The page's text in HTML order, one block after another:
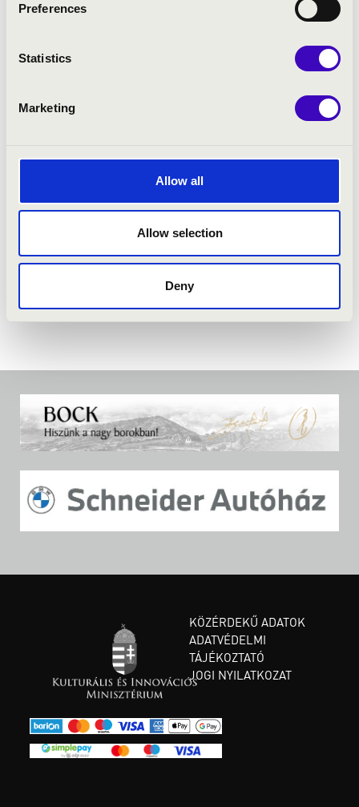
Preferences
Statistics
Marketing
Allow all
Allow selection
Deny
Eugéne Bozza: Aria
KÖZÉRDEKŰ ADATOK
ADATVÉDELMI
TÁJÉKOZTATÓ
JOGI NYILATKOZAT